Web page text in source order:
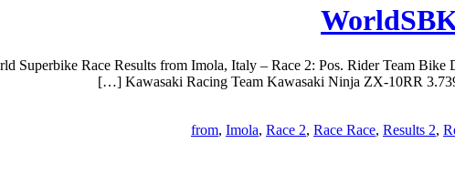
Superbike Race Results from Imola, Italy – Race 2: Pos. Rider Team
Kawasaki Racing Team Kawasaki Ninja ZX-10RR
, Imola, Race 2, Race Race, Results 2,